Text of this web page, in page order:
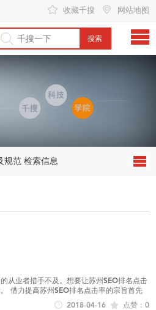
收藏千搜 网站地图
规范 检索信息
从业者措手不及。想要让苏州SEO排名点击
借力提高苏州SEO排名点击率的宗旨首先
点赞：0
2018-04-16